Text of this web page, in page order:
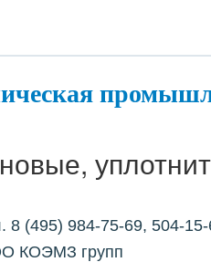
8 (495) 984-75-69, 504-
КОЭМЗ групп